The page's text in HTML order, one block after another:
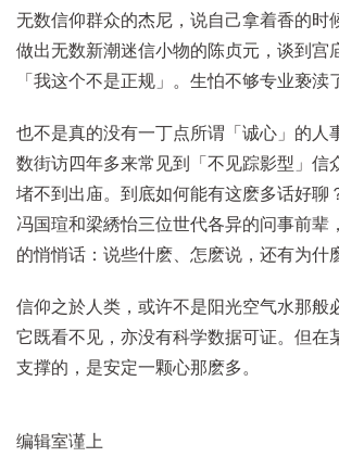
无数信仰群众的杰尼，说自己拿着香的时
做出无数新潮迷信小物的陈贞元，谈到宫
「我这个不是正规」。生怕不够专业亵渎
也不是真的没有一丁点所谓「诚心」的人
数街访四年多来常见到「不见踪影型」信
堵不到出庙。到底如何能有这麽多话好聊
冯国瑄和梁綉怡三位世代各异的问事前辈
的悄悄话：说些什麽、怎麽说，还有为什
信仰之於人类，或许不是阳光空气水那般
它既看不见，亦没有科学数据可证。但在
支撑的，是安定一颗心那麽多。
编辑室谨上